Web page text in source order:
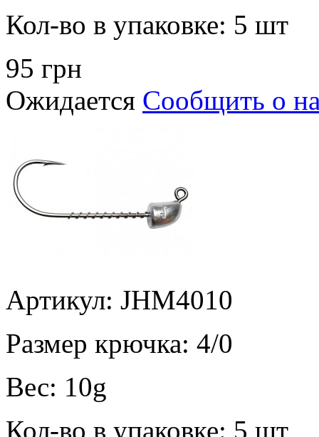
Кол-во в упаковке: 5 шт
95 грн
Ожидается Сообщить о
Артикул: JHM4010
Размер крючка: 4/0
Вес: 10g
Кол-во в упаковке: 5 шт